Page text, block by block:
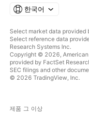
한국어
Select market data provided
Select reference data
Research Systems Inc.
Copyright © 2026, American
provided by FactSet
SEC filings and other
© 2026 TradingView, Inc.
제품 그 이상